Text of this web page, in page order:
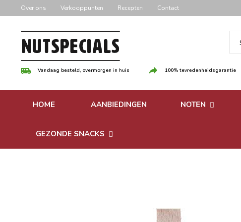
naar
inhoud
Over ons Verkooppunten Recepten Contact
Vandaag besteld, overmorgen in huis 100% tevredenheidsgarantie
HOME AANBIEDINGEN NOTEN
Ongebrande noten
GEZONDE SNACKS